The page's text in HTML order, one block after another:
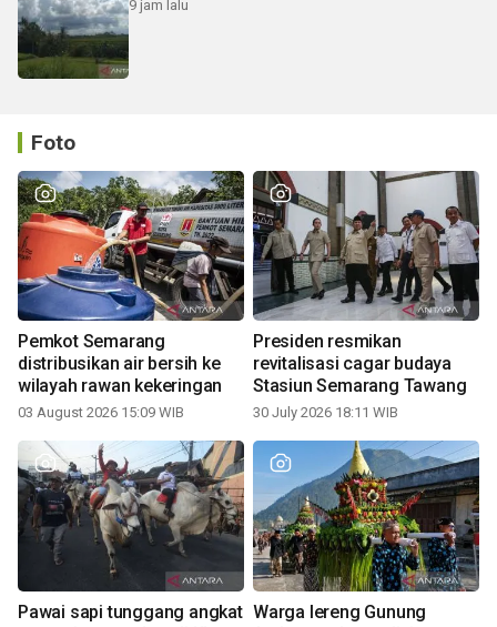
9 jam lalu
Foto
Pemkot Semarang
distribusikan air bersih ke
wilayah rawan kekeringan
03 August 2026 15:09 WIB
Presiden resmikan
revitalisasi cagar budaya
Stasiun Semarang Tawang
30 July 2026 18:11 WIB
Pawai sapi tunggang angkat Warga lereng Gunung